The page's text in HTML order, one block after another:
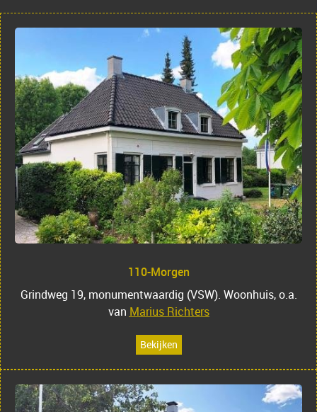
110-Morgen
Grindweg 19, monumentwaardig (VSW). Woonhuis, o.a.
van Marius Richters
Bekijken